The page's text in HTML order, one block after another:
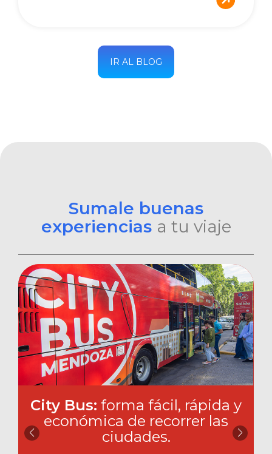
IR AL BLOG
Sumale buenas
experiencias a tu viaje
City Bus: forma fácil, rápida y
económica de recorrer las
ciudades.​